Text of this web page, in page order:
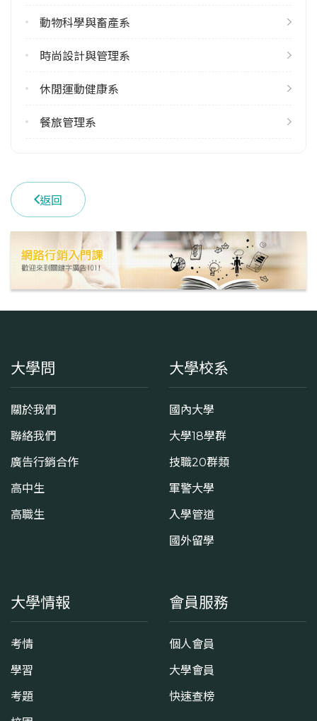
動物科學與畜產系
時尚設計與管理系
休閒運動健康系
餐旅管理系
返回
大學問
關於我們
聯絡我們
廣告行銷合作
高中生
高職生
大學校系
國內大學
大學18學群
技職20群類
軍警大學
入學管道
國外留學
大學情報
考情
學習
考題
會員服務
個人會員
大學會員
快速查榜